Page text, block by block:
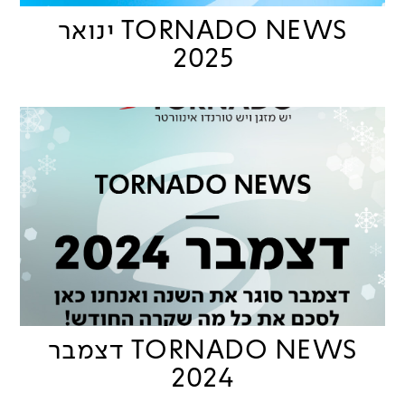
TORNADO NEWS ינואר
2025
TORNADO NEWS דצמבר
2024